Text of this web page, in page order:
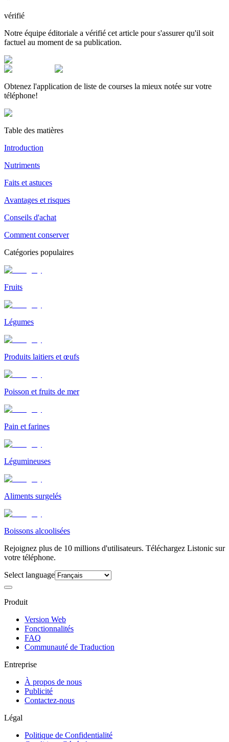
vérifié
Notre équipe éditoriale a vérifié cet article pour s'assurer qu'il soit
factuel au moment de sa publication.
Obtenez l'application de liste de courses la mieux notée sur votre
téléphone!
Table des matières
Introduction
Nutriments
Faits et astuces
Avantages et risques
Conseils d'achat
Comment conserver
Catégories populaires
Fruits
Légumes
Produits laitiers et œufs
Poisson et fruits de mer
Pain et farines
Légumineuses
Aliments surgelés
Boissons alcoolisées
Rejoignez plus de 10 millions d'utilisateurs. Téléchargez Listonic sur
votre téléphone.
Select language
Produit
Version Web
Fonctionnalités
FAQ
Communauté de Traduction
Entreprise
À propos de nous
Publicité
Contactez-nous
Légal
Politique de Confidentialité